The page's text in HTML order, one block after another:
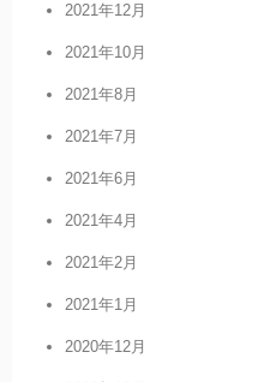
2021年12月
2021年10月
2021年8月
2021年7月
2021年6月
2021年4月
2021年2月
2021年1月
2020年12月